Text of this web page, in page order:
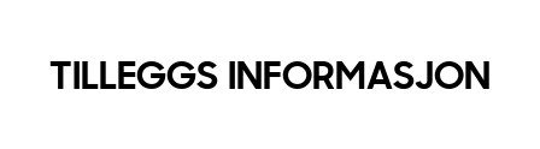
TILLEGGS INFORMASJON